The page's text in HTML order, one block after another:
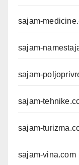
sajam-
sajam-
sajam-
sajam-
sajam-
sajam-vina.com